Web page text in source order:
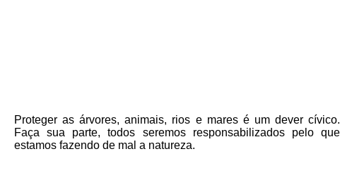
Proteger as árvores, animais, rios e mares é um dever cívico.
Faça sua parte, todos seremos responsabilizados pelo que
estamos fazendo de mal a natureza.